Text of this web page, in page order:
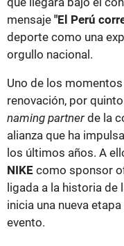
mensaje "El Perú
deporte como una
orgullo nacional.
Uno de los
renovación, por
naming partner de la
alianza que ha
los últimos años. A
NIKE como sponsor
ligada a la historia de
inicia una nueva
evento.